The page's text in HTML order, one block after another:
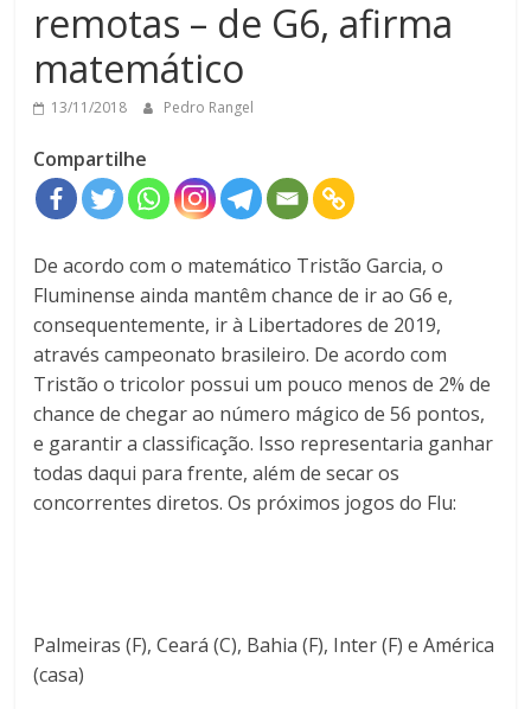
remotas – de G6, afirma
matemático
13/11/2018 Pedro Rangel
Compartilhe
De acordo com o matemático Tristão Garcia, o
Fluminense ainda mantêm chance de ir ao G6 e,
consequentemente, ir à Libertadores de 2019,
através campeonato brasileiro. De acordo com
Tristão o tricolor possui um pouco menos de 2% de
chance de chegar ao número mágico de 56 pontos,
e garantir a classificação. Isso representaria ganhar
todas daqui para frente, além de secar os
concorrentes diretos. Os próximos jogos do Flu:
Palmeiras (F), Ceará (C), Bahia (F), Inter (F) e América
(casa)